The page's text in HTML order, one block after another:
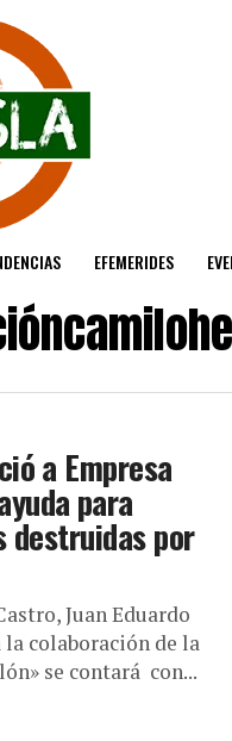
EFEMERIDES
a Empresa
para
destruidas por
Juan Eduardo
colaboración de la
se contará con...